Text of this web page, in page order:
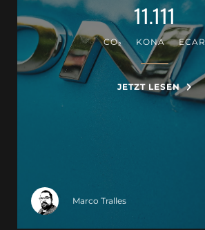
11.111
CO₂ KONA ECAR
JETZT LESEN
Marco Tralles